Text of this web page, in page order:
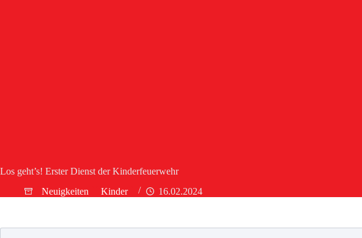
Los geht’s! Erster Dienst der Kinderfeuerwehr
Neuigkeiten
Kinder 16.02.2024